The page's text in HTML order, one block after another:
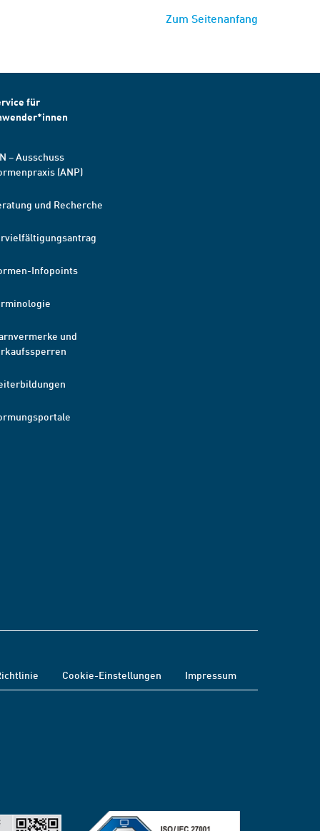
Zum Seitenanfang
für
– Ausschuss
(ANP)
und Recherche
Infopoints
und
Cookie-Einstellungen Impressum